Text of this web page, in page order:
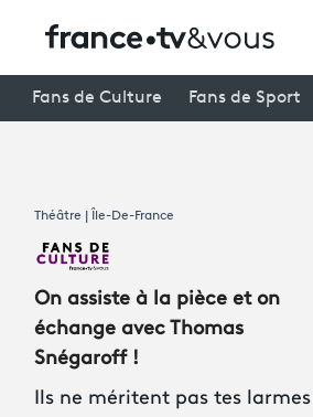
Creators
À la une
Participer et assister à une émission
À votre écoute
Fans de Culture Fans de Sport
Théâtre | Île-De-France
On assiste à la pièce et on
échange avec Thomas
Snégaroff !
Ils ne méritent pas tes larmes